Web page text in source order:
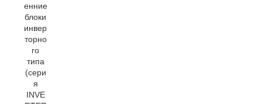
енние
блоки
инвер
торно
го
типа
(сери
я
INVE